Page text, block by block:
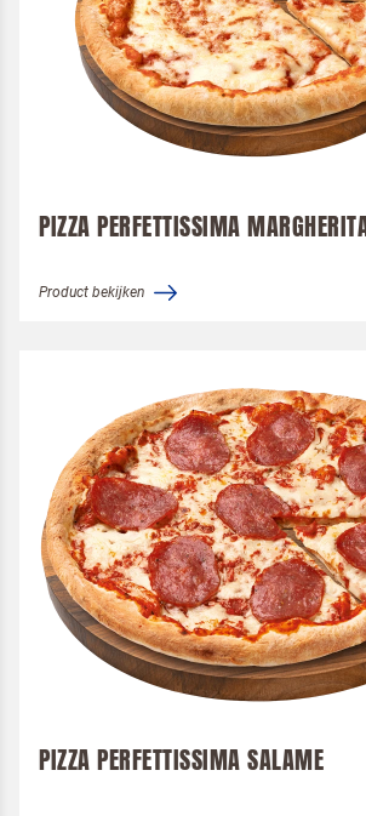
PIZZA PERFETTISSIMA
Product bekijken
PIZZA PERFETTISSIMA SALAME